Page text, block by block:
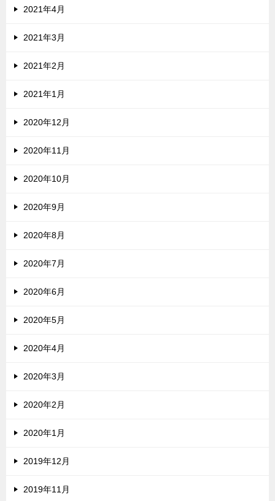
2021年4月
2021年3月
2021年2月
2021年1月
2020年12月
2020年11月
2020年10月
2020年9月
2020年8月
2020年7月
2020年6月
2020年5月
2020年4月
2020年3月
2020年2月
2020年1月
2019年12月
2019年11月